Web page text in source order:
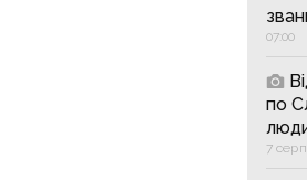
07:00
по
7